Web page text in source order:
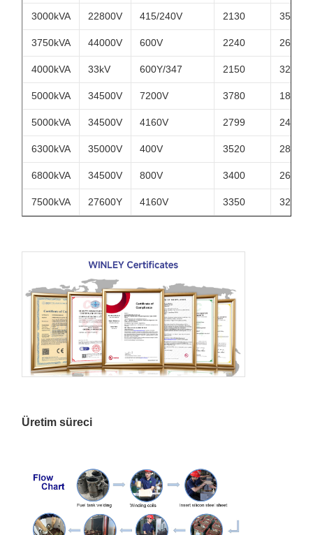
3000kVA 22800V 415/240V 2130 3500
3750kVA 44000V 600V 2240 2650
4000kVA 33kV 600Y/347 2150 3250
5000kVA 34500V 7200V 3780 1850
5000kVA 34500V 4160V 2799 2400
6300kVA 35000V 400V 3520 2820
6800kVA 34500V 800V 3400 2670
7500kVA 27600Y 4160V 3350 3290
Üretim süreci